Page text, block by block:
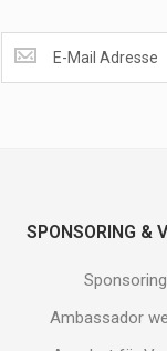
dir
unsere
SPONSORING &
Sponsoring
Ambassador